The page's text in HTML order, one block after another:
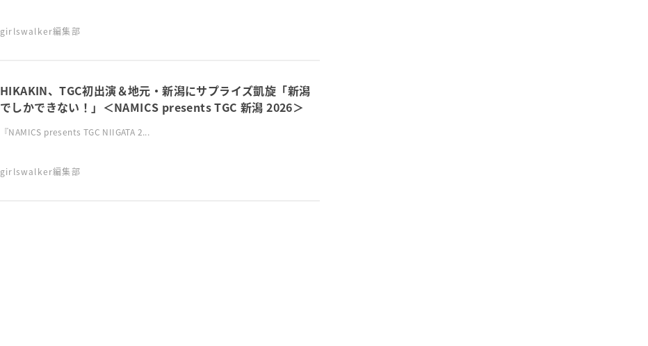
girlswalker編集部
HIKAKIN、TGC初出演＆地元・新潟にサプライズ凱旋「新潟
でしかできない！」＜NAMICS presents TGC 新潟 2026＞
『NAMICS presents TGC NIIGATA 2...
girlswalker編集部